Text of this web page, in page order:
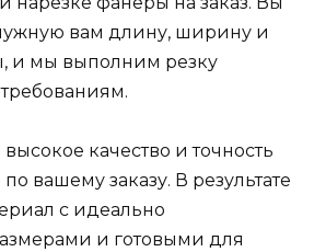
вам длину, ширину и
и мы выполним резку
качество и точность
вашему заказу. В результате
с идеально
и готовыми для